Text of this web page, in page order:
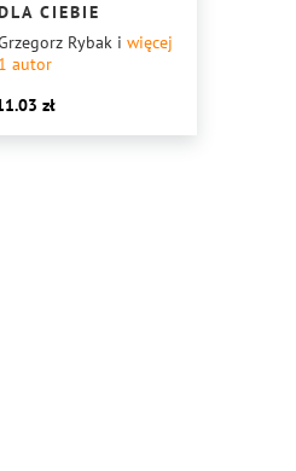
CIEBIE
Rybak i więcej
1 autor